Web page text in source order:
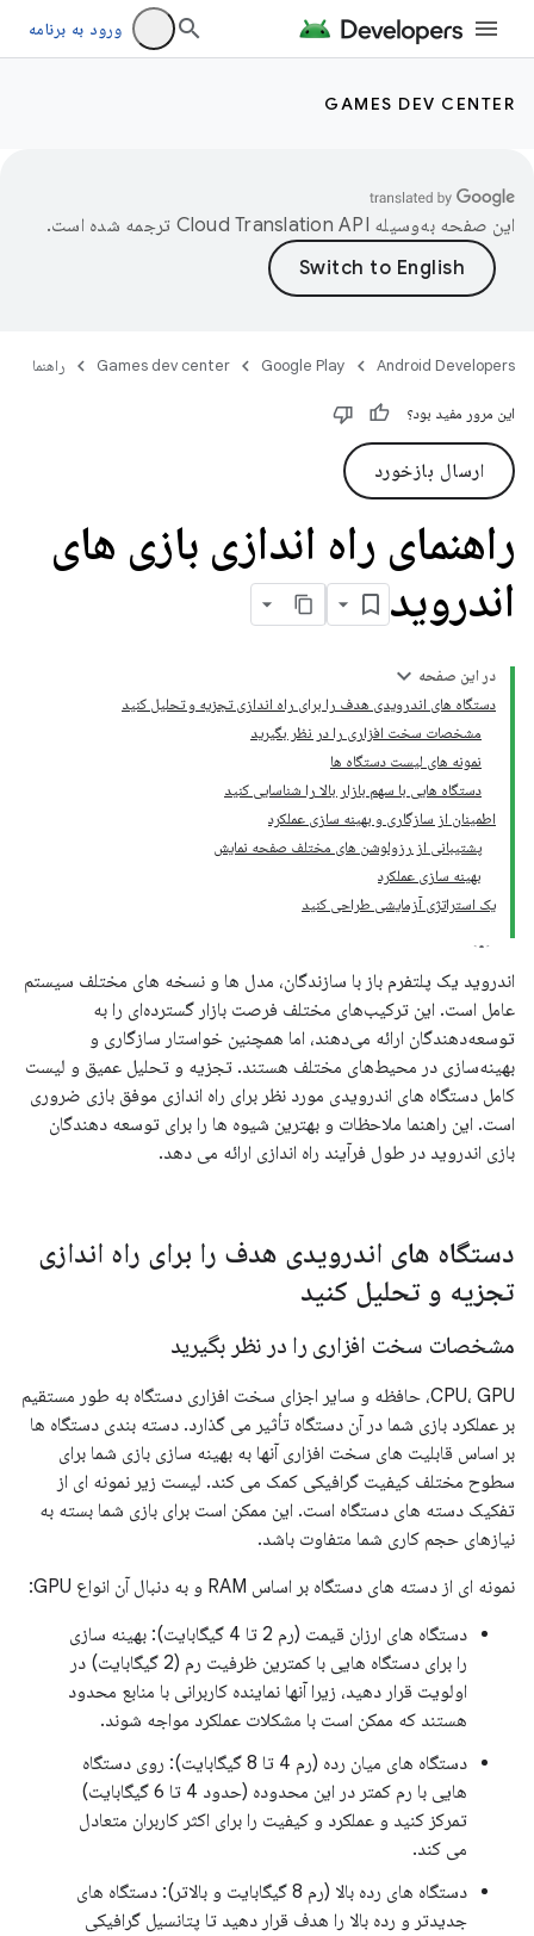
ورود به برنامه
GAMES DEV CENTER
این صفحه به‌وسیله ترجمه شده است.
Android Developers
Google Play
Games dev center راهنما
این مرور مفید بود؟
ارسال بازخورد
راهنمای راه اندازی بازی های
اندروید
در این صفحه
دستگاه های اندرویدی هدف را برای راه اندازی تجزیه و تحلیل کنید
مشخصات سخت افزاری را در نظر بگیرید
نمونه های لیست دستگاه ها
دستگاه هایی با سهم بازار بالا را شناسایی کنید
اطمینان از سازگاری و بهینه سازی عملکرد
پشتیبانی از رزولوشن های مختلف صفحه نمایش
بهینه سازی عملکرد
یک استراتژی آزمایشی طراحی کنید
اندروید یک پلتفرم باز با سازندگان، مدل ها و نسخه های مختلف سیستم
عامل است. این ترکیب‌های مختلف فرصت بازار گسترده‌ای را به
توسعه‌دهندگان ارائه می‌دهند، اما همچنین خواستار سازگاری و
بهینه‌سازی در محیط‌های مختلف هستند. تجزیه و تحلیل عمیق و لیست
کامل دستگاه های اندرویدی مورد نظر برای راه اندازی موفق بازی ضروری
است. این راهنما ملاحظات و بهترین شیوه ها را برای توسعه دهندگان
بازی اندروید در طول فرآیند راه اندازی ارائه می دهد.
دستگاه های اندرویدی هدف را برای راه اندازی
تجزیه و تحلیل کنید
مشخصات سخت افزاری را در نظر بگیرید
CPU، GPU، حافظه و سایر اجزای سخت افزاری دستگاه به طور مستقیم
بر عملکرد بازی شما در آن دستگاه تأثیر می گذارد. دسته بندی دستگاه ها
بر اساس قابلیت های سخت افزاری آنها به بهینه سازی بازی شما برای
سطوح مختلف کیفیت گرافیکی کمک می کند. لیست زیر نمونه ای از
تفکیک دسته های دستگاه است. این ممکن است برای بازی شما بسته به
نیازهای حجم کاری شما متفاوت باشد.
نمونه ای از دسته های دستگاه بر اساس RAM و به دنبال آن انواع GPU:
دستگاه های ارزان قیمت (رم 2 تا 4 گیگابایت): بهینه سازی
را برای دستگاه هایی با کمترین ظرفیت رم (2 گیگابایت) در
اولویت قرار دهید، زیرا آنها نماینده کاربرانی با منابع محدود
هستند که ممکن است با مشکلات عملکرد مواجه شوند.
دستگاه های میان رده (رم 4 تا 8 گیگابایت): روی دستگاه
هایی با رم کمتر در این محدوده (حدود 4 تا 6 گیگابایت)
تمرکز کنید و عملکرد و کیفیت را برای اکثر کاربران متعادل
می کند.
دستگاه های رده بالا (رم 8 گیگابایت و بالاتر): دستگاه های
جدیدتر و رده بالا را هدف قرار دهید تا پتانسیل گرافیکی